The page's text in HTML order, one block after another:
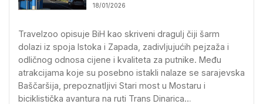
18/01/2026
Travelzoo opisuje BiH kao skriveni dragulj čiji šarm
dolazi iz spoja Istoka i Zapada, zadivljujućih pejzaža i
odličnog odnosa cijene i kvaliteta za putnike. Među
atrakcijama koje su posebno istakli nalaze se sarajevska
Baščaršija, prepoznatljivi Stari most u Mostaru i
biciklistička avantura na ruti Trans Dinarica…